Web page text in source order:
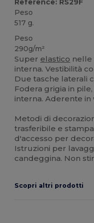
Reference: RS29F
Peso
517 g.
Peso
290g/m²
Super elastico nelle
interna. Vestibilità
Due tasche laterali
Fodera grigia in
interna. Aderente in
Metodi di
trasferibile e
d'accesso per
Istruzioni per
candeggina. Non
Scopri altri prodotti